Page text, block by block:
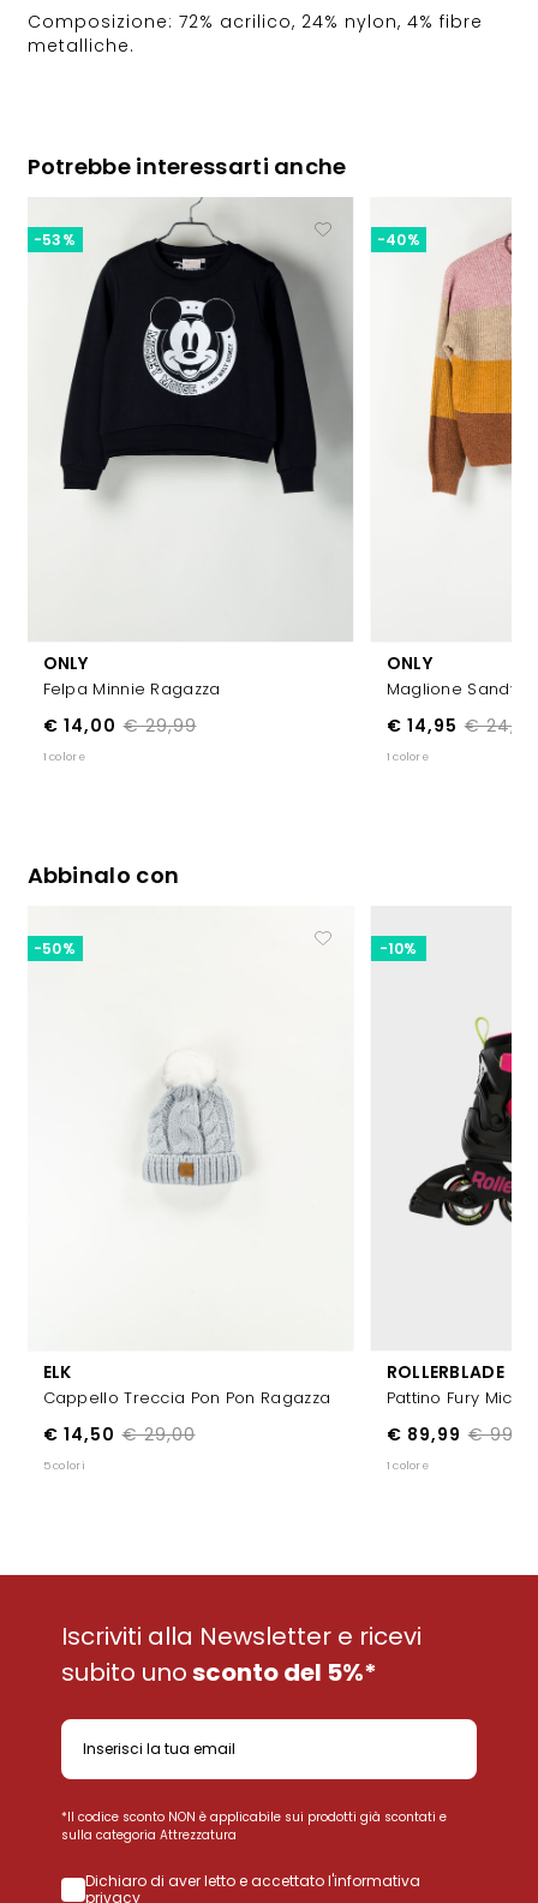
Composizione: 72% acrilico, 24% nylon, 4% fibre
metalliche.
Potrebbe interessarti anche
ONLY
Felpa Minnie Ragazza
€ 29,99
€ 14,00
-53%
1 colore
ONLY
Maglione Sandy
€ 24,99
€ 14,95
-40%
1 colore
Abbinalo con
ELK
Cappello Treccia Pon Pon Ragazza
€ 29,00
€ 14,50
-50%
5 colori
ROLLERBLADE
Pattino Fury
€
€ 89,99
-10%
1 colore
Iscriviti alla Newsletter e ricevi
subito unosconto del 5%*
*Il codice sconto NON è applicabile sui prodotti già scontati e
sulla categoria Attrezzatura
Dichiaro di aver letto e accettato l'informativa
privacy